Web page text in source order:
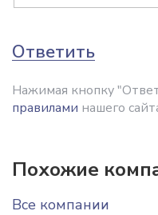
Ответить
Нажимая кнопку
правилами нашего
Похожие
Все компании